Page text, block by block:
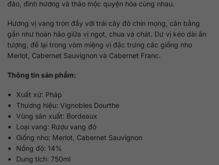
đào, đinh hương và thảo mộc quyện hòa cùng nhau.
Hương vị vang tròn đầy với trái cây đỏ chín mọng, cân bằng
gần như hoàn hảo giữa vị ngọt, chua và chát. Dư vị kéo dài ấn
tượng, để lại trong vòm miệng vị đặc trưng các giống nho
Merlot, Cabernet Sauvignon và Cabernet Franc.
Thông tin sản phẩm:
Xuất xứ: Pháp
Thương hiệu: Vignobles Dourthe
Vùng sản xuất: Bordeaux
Loại vang: Rượu vang đỏ
Giống nho: Merlot, Cabernet Sauvignon
Nồng độ: 14%
Dung tích: 750ml